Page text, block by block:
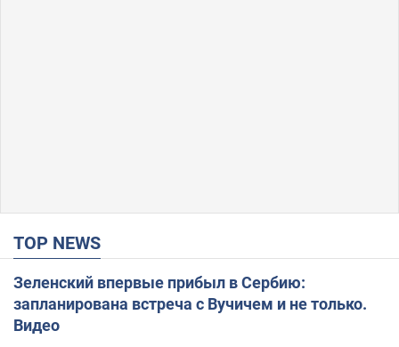
TOP NEWS
Зеленский впервые прибыл в Сербию:
запланирована встреча с Вучичем и не только.
Видео